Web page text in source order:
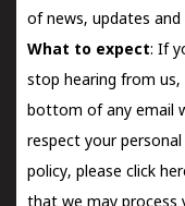
of news, updates and
What to expect: If
stop hearing from us,
bottom of any email
respect your
policy, please click